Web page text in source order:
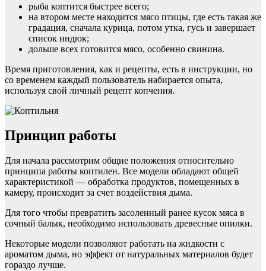
рыба коптится быстрее всего;
на втором месте находится мясо птицы, где есть такая же
градация, сначала курица, потом утка, гусь и завершает
список индюк;
дольше всех готовится мясо, особенно свинина.
Время приготовления, как и рецепты, есть в инструкции, но
со временем каждый пользователь набирается опыта,
используя свой личный рецепт копчения.
Принцип работы
Для начала рассмотрим общие положения относительно
принципа работы коптилен. Все модели обладают общей
характеристикой — обработка продуктов, помещенных в
камеру, происходит за счет воздействия дыма.
Для того чтобы превратить засоленный ранее кусок мяса в
сочный балык, необходимо использовать древесные опилки.
Некоторые модели позволяют работать на жидкости с
ароматом дыма, но эффект от натуральных материалов будет
гораздо лучше.